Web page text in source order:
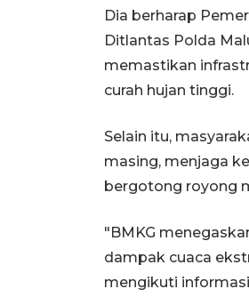
Dia berharap
Ditlantas Polda
memastikan
curah hujan tinggi.
Selain itu,
masing, menjaga
bergotong royong
"BMKG
dampak cuaca
mengikuti informasi